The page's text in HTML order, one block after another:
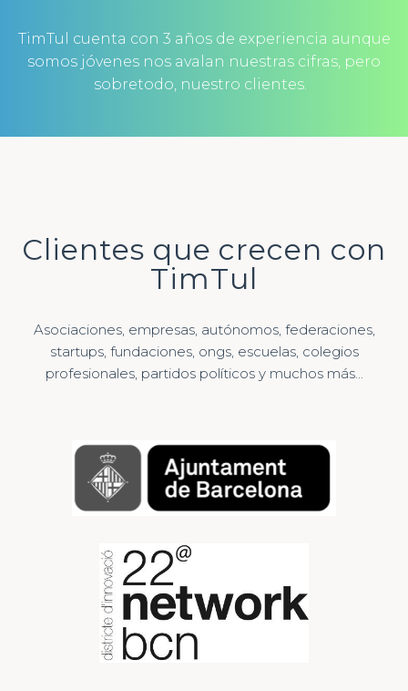
TimTul cuenta con 3 años de experiencia aunque
somos jóvenes nos avalan nuestras cifras, pero
sobretodo, nuestro clientes.
Clientes que crecen con
TimTul
Asociaciones, empresas, autónomos, federaciones,
startups, fundaciones, ongs, escuelas, colegios
profesionales, partidos políticos y muchos más...